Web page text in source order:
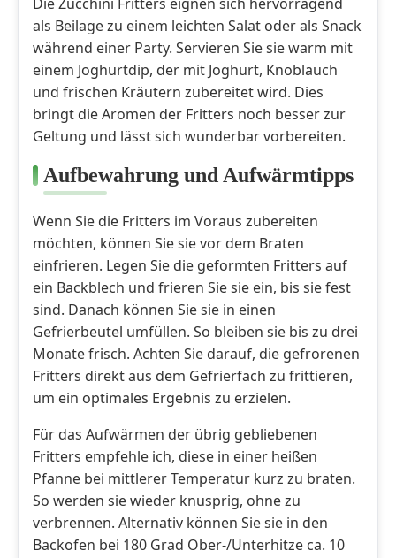
als Beilage zu einem leichten Salat oder als Snack
während einer Party. Servieren Sie sie warm mit
einem Joghurtdip, der mit Joghurt, Knoblauch
und frischen Kräutern zubereitet wird. Dies
bringt die Aromen der Fritters noch besser zur
Geltung und lässt sich wunderbar vorbereiten.
Aufbewahrung und Aufwärmtipps
Wenn Sie die Fritters im Voraus zubereiten
möchten, können Sie sie vor dem Braten
einfrieren. Legen Sie die geformten Fritters auf
ein Backblech und frieren Sie sie ein, bis sie fest
sind. Danach können Sie sie in einen
Gefrierbeutel umfüllen. So bleiben sie bis zu drei
Monate frisch. Achten Sie darauf, die gefrorenen
Fritters direkt aus dem Gefrierfach zu frittieren,
um ein optimales Ergebnis zu erzielen.
Für das Aufwärmen der übrig gebliebenen
Fritters empfehle ich, diese in einer heißen
Pfanne bei mittlerer Temperatur kurz zu braten.
So werden sie wieder knusprig, ohne zu
verbrennen. Alternativ können Sie sie in den
Backofen bei 180 Grad Ober-/Unterhitze ca. 10